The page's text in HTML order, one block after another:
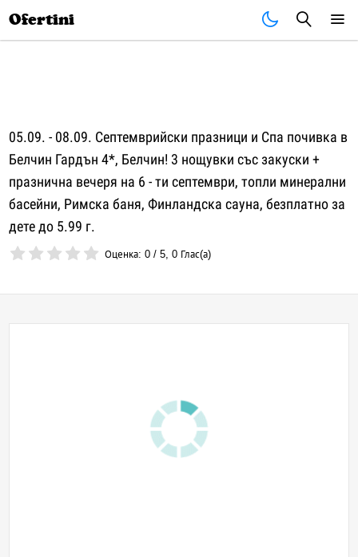
Ofertini
05.09. - 08.09. Септемврийски празници и Спа почивка в
Белчин Гардън 4*, Белчин! 3 нощувки със закуски +
празнична вечеря на 6 - ти септември, топли минерални
басейни, Римска баня, Финландска сауна, безплатно за
дете до 5.99 г.
Оценка:0 /5,0 Глас(а)